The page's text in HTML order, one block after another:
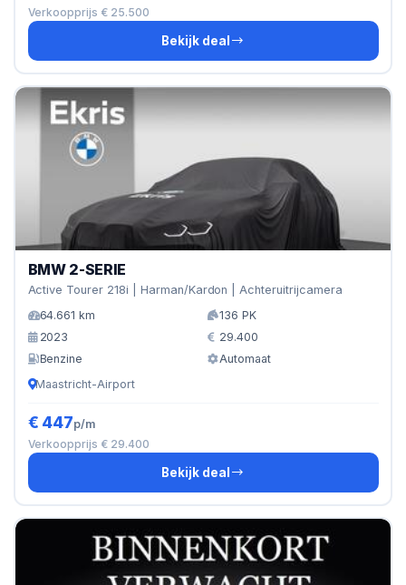
Verkoopprijs € 25.500
Bekijk deal
BMW 2-SERIE
Active Tourer 218i | Harman/Kardon | Achteruitrijcamera
64.661 km
136 PK
2023
29.400
Benzine
Automaat
Maastricht-Airport
€ 447p/m
Verkoopprijs € 29.400
Bekijk deal